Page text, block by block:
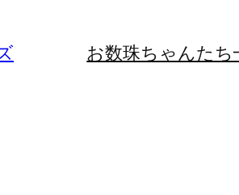
お数珠ちゃんたち